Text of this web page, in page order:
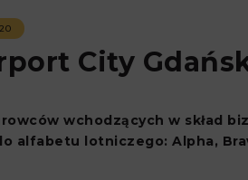
City
wchodzących w skład
alfabetu lotniczego: Alpha,